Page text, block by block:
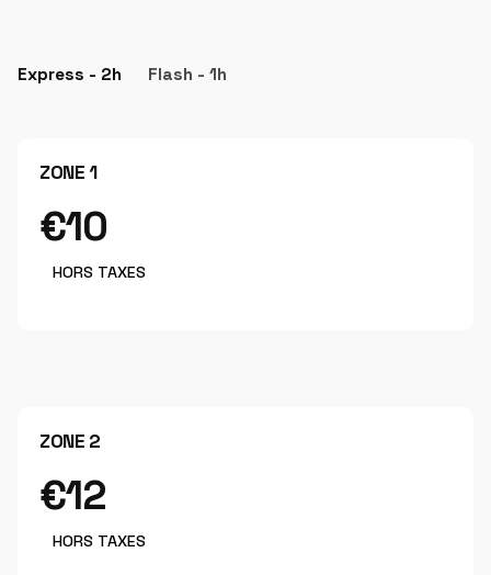
Express - 2h Flash - 1h
ZONE 1
€10
HORS TAXES
ZONE 2
€12
HORS TAXES